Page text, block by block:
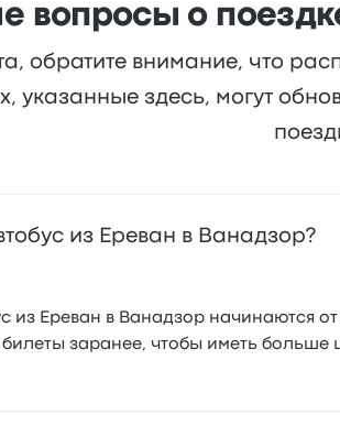
вопросы о
обратите внимание, что
указанные здесь, могут
из Ереван в Ванадзор?
Ереван в Ванадзор начинаются
заранее, чтобы иметь